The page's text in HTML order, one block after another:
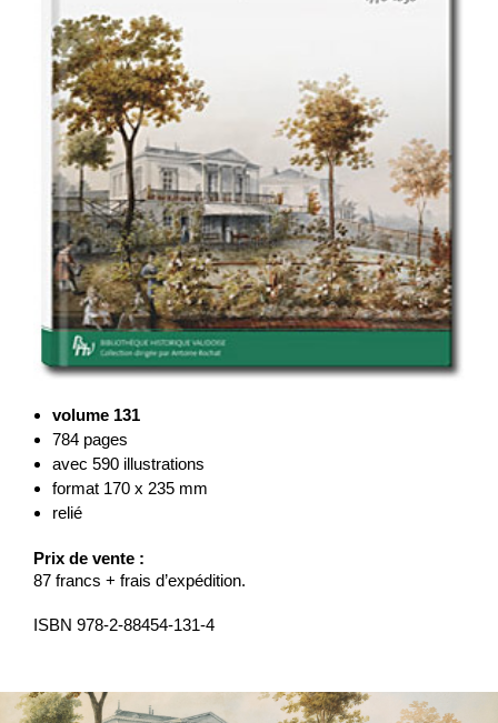
volume 131
784 pages
avec 590 illustrations
format 170 x 235 mm
relié
Prix de vente :
87 francs + frais d’expédition.
ISBN 978-2-88454-131-4